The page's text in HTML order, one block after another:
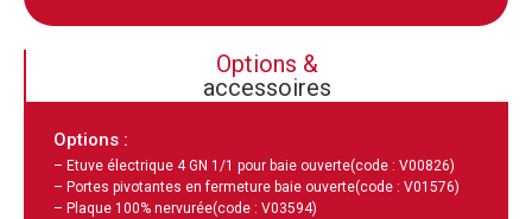
Options &
accessoires
Options :
– Etuve électrique 4 GN 1/1 pour baie ouverte(code : V00826)
– Portes pivotantes en fermeture baie ouverte(code : V01576)
– Plaque 100% nervurée(code : V03594)